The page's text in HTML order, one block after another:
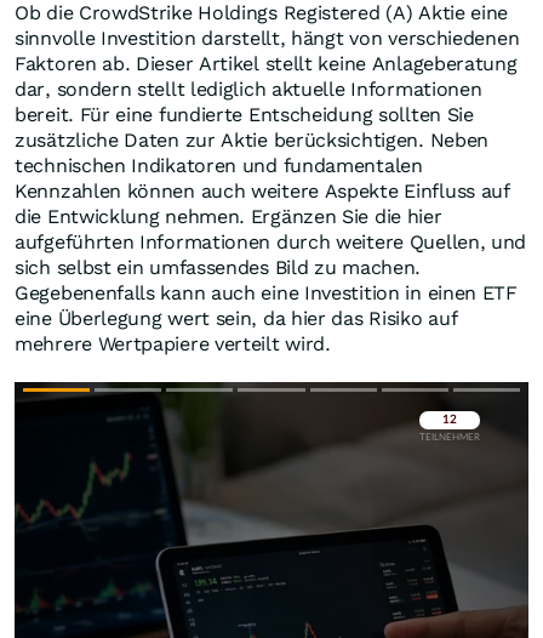
Ob die CrowdStrike Holdings Registered (A) Aktie eine
sinnvolle Investition darstellt, hängt von verschiedenen
Faktoren ab. Dieser Artikel stellt keine Anlageberatung
dar, sondern stellt lediglich aktuelle Informationen
bereit. Für eine fundierte Entscheidung sollten Sie
zusätzliche Daten zur Aktie berücksichtigen. Neben
technischen Indikatoren und fundamentalen
Kennzahlen können auch weitere Aspekte Einfluss auf
die Entwicklung nehmen. Ergänzen Sie die hier
aufgeführten Informationen durch weitere Quellen, und
sich selbst ein umfassendes Bild zu machen.
Gegebenenfalls kann auch eine Investition in einen ETF
eine Überlegung wert sein, da hier das Risiko auf
mehrere Wertpapiere verteilt wird.